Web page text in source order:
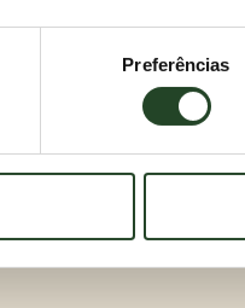
Preferências